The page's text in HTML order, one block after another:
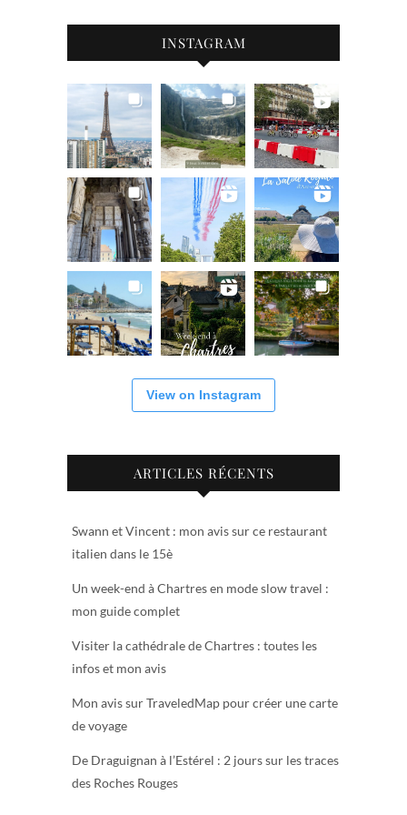
INSTAGRAM
View on Instagram
ARTICLES RÉCENTS
Swann et Vincent : mon avis sur ce restaurant
italien dans le 15è
Un week-end à Chartres en mode slow travel :
mon guide complet
Visiter la cathédrale de Chartres : toutes les
infos et mon avis
Mon avis sur TraveledMap pour créer une carte
de voyage
De Draguignan à l’Estérel : 2 jours sur les traces
des Roches Rouges